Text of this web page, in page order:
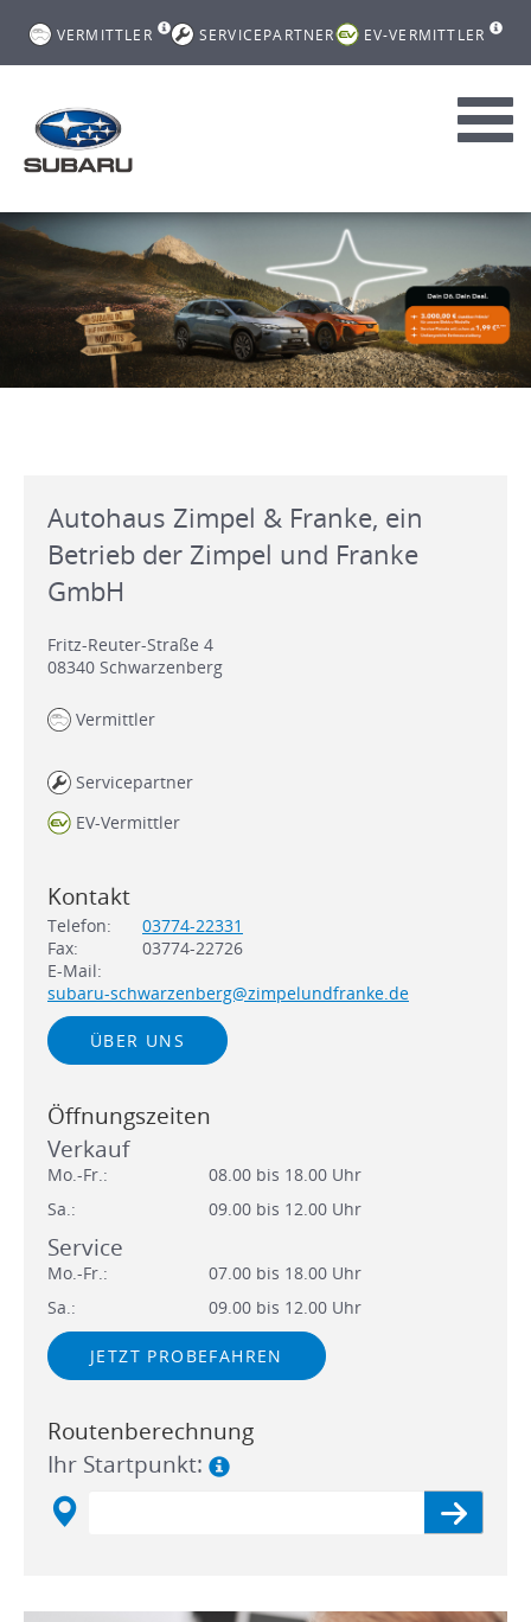
VERMITTLER SERVICEPARTNER EV-VERMITTLER
Autohaus Zimpel & Franke, ein
Betrieb der Zimpel und Franke
GmbH
Fritz-Reuter-Straße 4
08340 Schwarzenberg
Vermittler
Servicepartner
EV-Vermittler
Kontakt
Telefon:
03774-22331
Fax:
03774-22726
E-Mail:
subaru-schwarzenberg@zimpelundfranke.de
ÜBER UNS
Öffnungszeiten
Verkauf
Mo.-Fr.:
08.00 bis 18.00 Uhr
Sa.:
09.00 bis 12.00 Uhr
Service
Mo.-Fr.:
07.00 bis 18.00 Uhr
Sa.:
09.00 bis 12.00 Uhr
JETZT PROBEFAHREN
Routenberechnung
Ihr Startpunkt: